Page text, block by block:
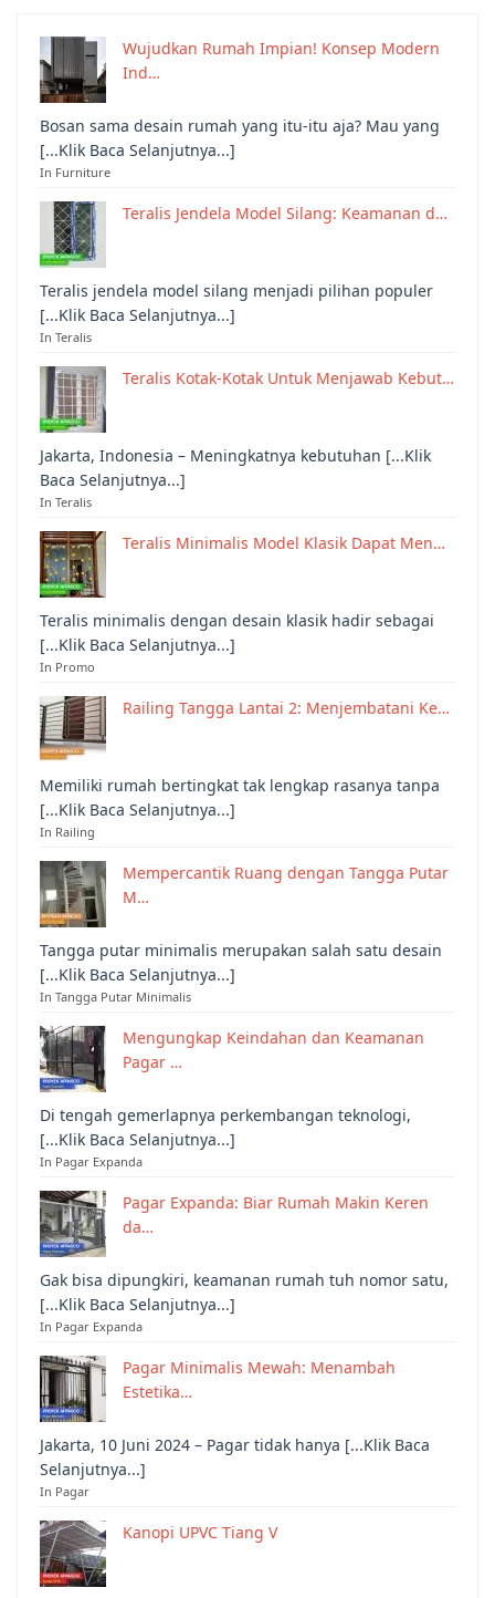
Wujudkan Rumah Impian! Konsep Modern
Ind…
Bosan sama desain rumah yang itu-itu aja? Mau yang
[...Klik Baca Selanjutnya...]
In Furniture
Teralis Jendela Model Silang: Keamanan d…
Teralis jendela model silang menjadi pilihan populer
[...Klik Baca Selanjutnya...]
In Teralis
Teralis Kotak-Kotak Untuk Menjawab Kebut…
Jakarta, Indonesia – Meningkatnya kebutuhan [...Klik
Baca Selanjutnya...]
In Teralis
Teralis Minimalis Model Klasik Dapat Men…
Teralis minimalis dengan desain klasik hadir sebagai
[...Klik Baca Selanjutnya...]
In Promo
Railing Tangga Lantai 2: Menjembatani Ke…
Memiliki rumah bertingkat tak lengkap rasanya tanpa
[...Klik Baca Selanjutnya...]
In Railing
Mempercantik Ruang dengan Tangga Putar
M…
Tangga putar minimalis merupakan salah satu desain
[...Klik Baca Selanjutnya...]
In Tangga Putar Minimalis
Mengungkap Keindahan dan Keamanan
Pagar …
Di tengah gemerlapnya perkembangan teknologi,
[...Klik Baca Selanjutnya...]
In Pagar Expanda
Pagar Expanda: Biar Rumah Makin Keren
da…
Gak bisa dipungkiri, keamanan rumah tuh nomor satu,
[...Klik Baca Selanjutnya...]
In Pagar Expanda
Pagar Minimalis Mewah: Menambah
Estetika…
Jakarta, 10 Juni 2024 – Pagar tidak hanya [...Klik Baca
Selanjutnya...]
In Pagar
Kanopi UPVC Tiang V